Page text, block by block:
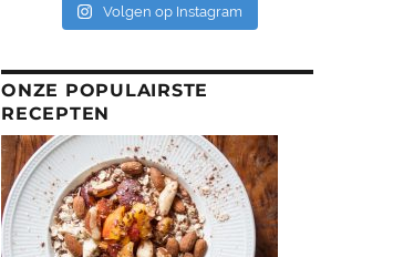
Volgen op Instagram
ONZE POPULAIRSTE
RECEPTEN